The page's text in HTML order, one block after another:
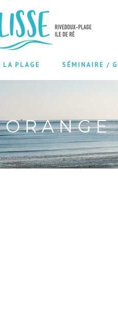
LA PLAGE SÉMINAIRE /